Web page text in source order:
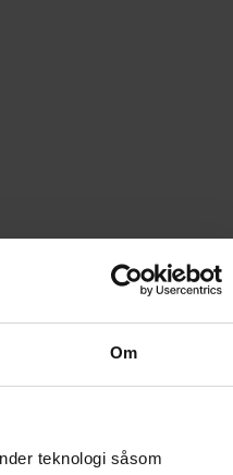
Om
teknologi såsom